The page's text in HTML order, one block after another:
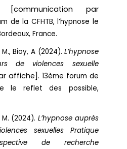
par
de la CFHTB, l’hypnose le
France.
Bioy, A (2024). L’hypnose
de violences sexuelle
affiche]. 13ème forum de
le reflet des possible,
(2024). L’hypnose auprès
sexuelles Pratique
de recherche